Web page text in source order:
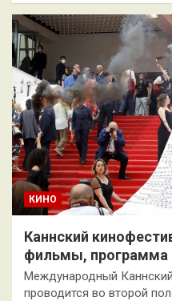
КИНО
Каннский
фильмы, программа
Международный
проводится во второй